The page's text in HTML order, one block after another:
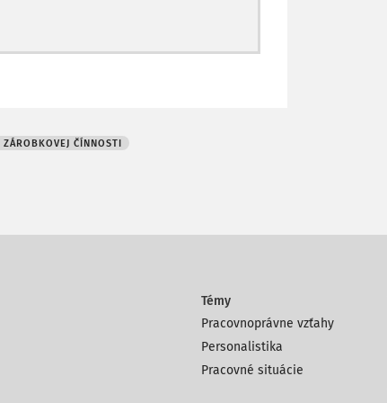
ČÍNNOSTI
Témy
Pracovnoprávne vzťahy
Personalistika
Pracovné situácie